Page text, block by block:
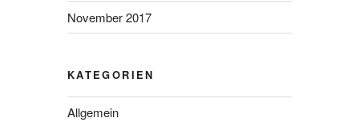
November 2017
KATEGORIEN
Allgemein